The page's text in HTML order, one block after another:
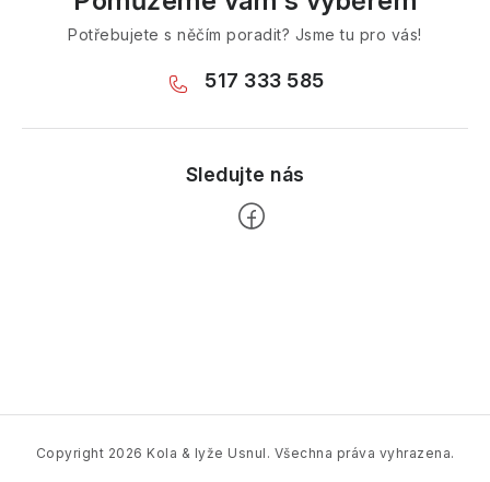
Potřebujete s něčím poradit? Jsme tu pro vás!
517 333 585
Copyright 2026 Kola & lyže Usnul . Všechna práva vyhrazena.